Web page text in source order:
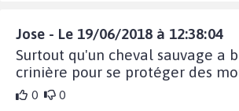
Jose - Le 19/06/2018 à 12:38:04
Surtout qu'un cheval sauvage a
crinière pour se protéger des
0 0